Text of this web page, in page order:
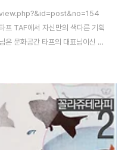
TAF에서 자신만의 색다른 기획
은 문화공간 타프의 대표님이신 장
서 전시공간이고, 한쪽에는 극장
프를 의미하는 거라고 합니다. 새
는 의미에서 새장의 문은 열어두
캔버스백 등 많은 상품들도 만드
타프를 너무 잘 나타내주는 로고인